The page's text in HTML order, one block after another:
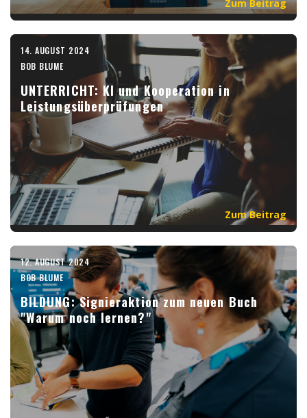
Zum Beitrag
14. AUGUST 2024
BOB BLUME
UNTERRICHT: KI und Kooperation in
Leistungsüberprüfungen
Zum Beitrag
12. AUGUST 2024
BOB BLUME
BILDUNG: Signieraktion zum neuen Buch
"Warum noch lernen?"